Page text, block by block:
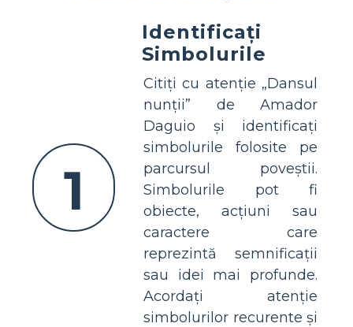
1
Identificați
Simbolurile
Citiți cu atenție „Dansul
nunții” de Amador
Daguio și identificați
simbolurile folosite pe
parcursul poveștii.
Simbolurile pot fi
obiecte, acțiuni sau
caractere care
reprezintă semnificații
sau idei mai profunde.
Acordați atenție
simbolurilor recurente și